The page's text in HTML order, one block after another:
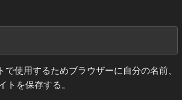
で使用するためブラウザーに自分の名前、
トを保存する。